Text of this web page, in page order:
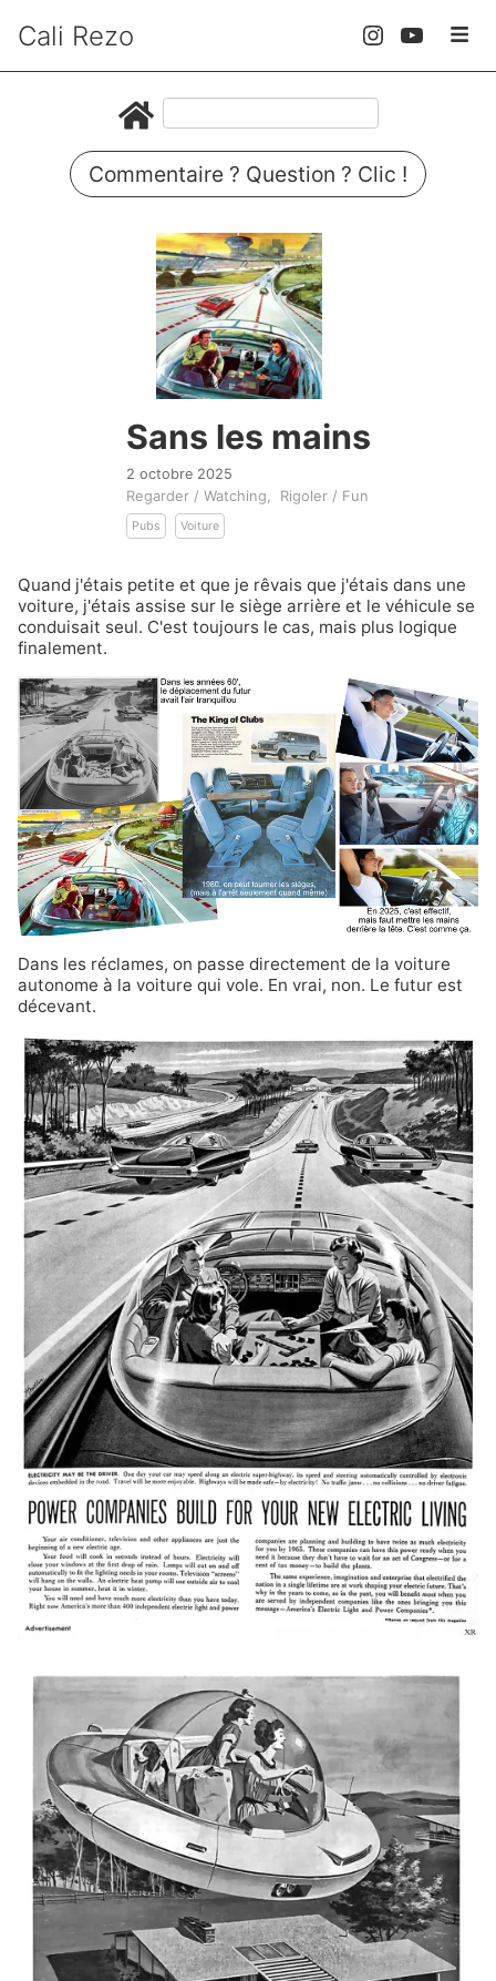
Cali Rezo
Commentaire ? Question ? Clic !
Sans les mains
2 octobre 2025
Regarder / Watching Rigoler / Fun
Pubs Voiture
Quand j'étais petite et que je rêvais que j'étais dans une
voiture, j'étais assise sur le siège arrière et le véhicule se
conduisait seul. C'est toujours le cas, mais plus logique
finalement.
Dans les réclames, on passe directement de la voiture
autonome à la voiture qui vole. En vrai, non. Le futur est
décevant.